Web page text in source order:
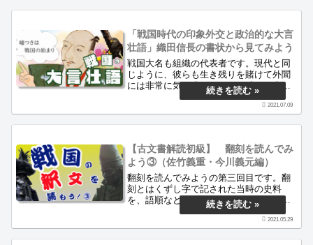
叡山焼き討ち（1571 1.～9.）義昭と信長
による幕府・禁裏の経済改革（1571 9下
旬～1571.12） 当該記事元亀3年の大和
動乱（1572 1.～1572.6）織田信重（信
忠）の初陣（1572 7.～1572 9.）武田信
玄 ついに西上作戦を開始する（1572 9.
「戦国時代の印象外交と政治的な大言
壮語」織田信長の書状から見てみよう
戦国大名も組織の代表者です。現代と同
じように、彼らも生き残りを賭けて外聞
には非常に気を遣いました。時には虚勢
を張り、一のことを百のように話を盛る
こともあったでしょう。今回はそんな
2021.07.09
【古文書解読初級】 翻刻を読んでみ
よう③（佐竹義重・今川義元編）
翻刻を読んでみようの第三回目です。翻
刻とはくずし字で記された当時の史料
を、語順などをそのままにして活字化し
たものを指します。くずし字は一切あり
ませんので、お気軽にご覧ください。当
2021.05.29